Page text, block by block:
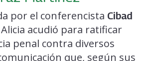
por el conferencista Cibad
acudió para ratificar
penal contra diversos
que, según sus